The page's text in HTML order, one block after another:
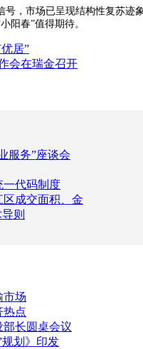
市场已呈现结构性复苏迹
阳春”值得期待。
居”
会在瑞金召开
服务”座谈会
一代码制度
区成交面积、金
则
市场
热点
长圆桌会议
规划》印发